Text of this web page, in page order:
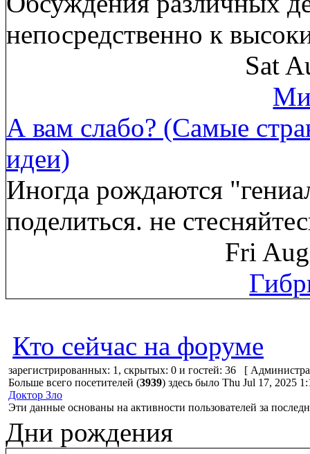
непосредственно к
Sat
А вам слабо? (Самые
идеи)
Иногда рождаются
поделиться. не
Fri
Кто сейчас на форуме
зарегистрированных: 1, скрытых: 0 и гостей: 36 [
Больше всего посетителей (3939) здесь было Thu Jul 17, 2025
Доктор Зло
Эти данные основаны на активности пользователей за
Дни рождения